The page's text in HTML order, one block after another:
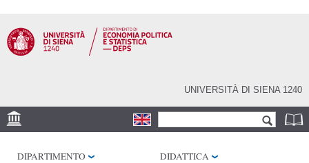
contenuto
principale
UNIVERSITÀ DI SIENA 1240
Form di ricerca
DIPARTIMENTO
DIDATTICA